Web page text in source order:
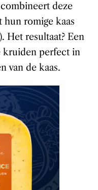
deze
hun romige kaas
Het resultaat? Een
kruiden perfect in
van de kaas.